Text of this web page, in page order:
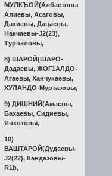
МУЛКЪОЙ(Албастовы,
Алиевы, Асаговы,
Дахиевы, Дацаевы,
Накчаевы-J2(23),
Турпаловы,
8) ШАРОЙ(ШАРО-
Дадаевы, ЖОГ1АЛДО-
Агаевы, Ханчукаевы,
ХУЛАНДО-Муртазовы,
9) ДИШНИЙ(Амаевы,
Бахаевы, Сидиевы,
Янхотовы,
10)
ВАШТАРОЙ(Дудаевы-
J2(22), Кандазовы-
R1b,